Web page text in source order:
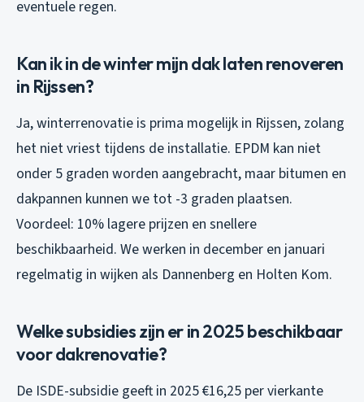
eventuele regen.
Kan ik in de winter mijn dak laten renoveren
in Rijssen?
Ja, winterrenovatie is prima mogelijk in Rijssen, zolang
het niet vriest tijdens de installatie. EPDM kan niet
onder 5 graden worden aangebracht, maar bitumen en
dakpannen kunnen we tot -3 graden plaatsen.
Voordeel: 10% lagere prijzen en snellere
beschikbaarheid. We werken in december en januari
regelmatig in wijken als Dannenberg en Holten Kom.
Welke subsidies zijn er in 2025 beschikbaar
voor dakrenovatie?
De ISDE-subsidie geeft in 2025 €16,25 per vierkante